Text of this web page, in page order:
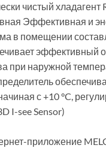
чистый хладагент
Эффективная и
в помещении
эффективный
при наружной
с +10 °C,
I-see Sensor)
приложение